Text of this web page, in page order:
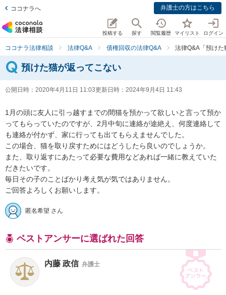
ココナラへ 弁護士の方はこちら
投稿する 探す 閲覧履歴 マイリスト ログイン
ココナラ法律相談 法律Q&A 債権回収の法律Q&A 法律Q&A「預け
預けた猫が返ってこない
公開日時： 2020年4月11日 11:03更新日時： 2024年9月4日 11:43
1月の頭に友人に引っ越すまでの間猫を預かって欲しいと言って預か
ってもらっていたのですが、2月中旬に連絡が途絶え、何度連絡して
も連絡が付かず、家に行っても出てもらえませんでした。
この場合、猫を取り戻すためにはどうしたら良いのでしょうか。
また、取り返すにあたって必要な費用などあれば一緒に教えていた
だきたいです。
毎日その子のことばかり考え気が気ではありません。
ご回答よろしくお願いします。
匿名希望 さん
ベストアンサーに選ばれた回答
内藤 政信 弁護士